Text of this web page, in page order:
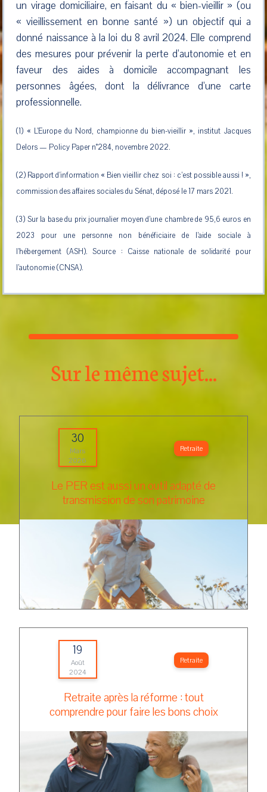
un virage domiciliaire, en faisant du « bien-vieillir » (ou
« vieillissement en bonne santé ») un objectif qui a
donné naissance à la loi du 8 avril 2024. Elle comprend
des mesures pour prévenir la perte d’autonomie et en
faveur des aides à domicile accompagnant les
personnes âgées, dont la délivrance d’une carte
professionnelle.
(1) « L’Europe du Nord, championne du bien-vieillir », institut Jacques
Delors — Policy Paper n°284, novembre 2022.
(2) Rapport d’information « Bien vieillir chez soi : c’est possible aussi ! »,
commission des affaires sociales du Sénat, déposé le 17 mars 2021.
(3) Sur la base du prix journalier moyen d’une chambre de 95,6 euros en
2023 pour une personne non bénéficiaire de l’aide sociale à
l’hébergement (ASH). Source : Caisse nationale de solidarité pour
l’autonomie (CNSA).
Sur le même sujet...
30
Mars
2026
Retraite
Le PER est aussi un outil adapté de
transmission de son patrimoine
19
Août
2024
Retraite
Retraite après la réforme : tout
comprendre pour faire les bons choix